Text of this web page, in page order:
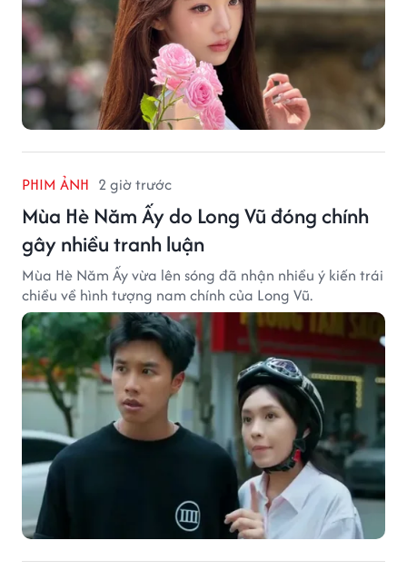
PHIM ẢNH 2 giờ trước
Mùa Hè Năm Ấy do Long Vũ đóng chính
gây nhiều tranh luận
Mùa Hè Năm Ấy vừa lên sóng đã nhận nhiều ý kiến trái
chiều về hình tượng nam chính của Long Vũ.